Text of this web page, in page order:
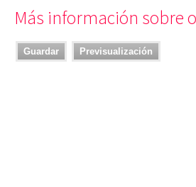
Más información sobre